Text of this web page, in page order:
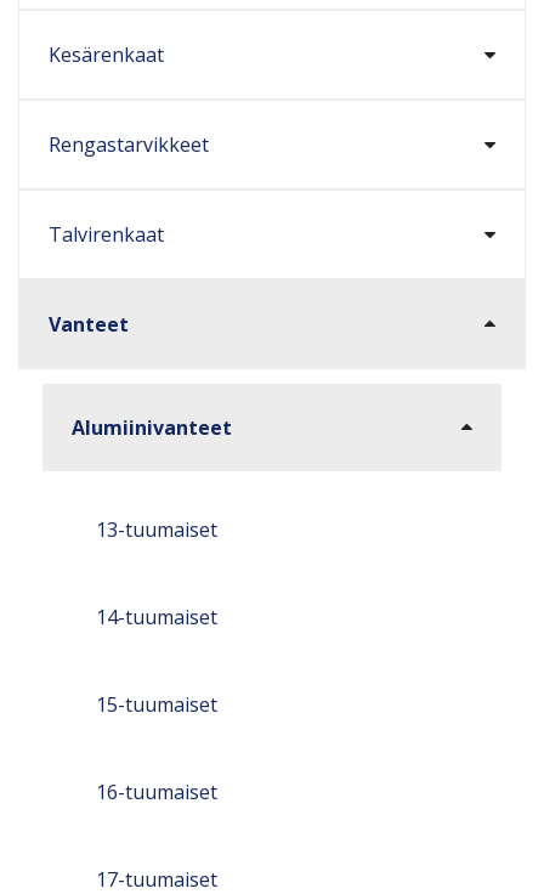
Kesärenkaat
Rengastarvikkeet
Talvirenkaat
Vanteet
Alumiinivanteet
13-tuumaiset
14-tuumaiset
15-tuumaiset
16-tuumaiset
17-tuumaiset